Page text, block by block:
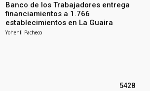
Banco de los Trabajadores entrega
financiamientos a 1.766
establecimientos en La Guaira
Yohenli Pacheco
5428